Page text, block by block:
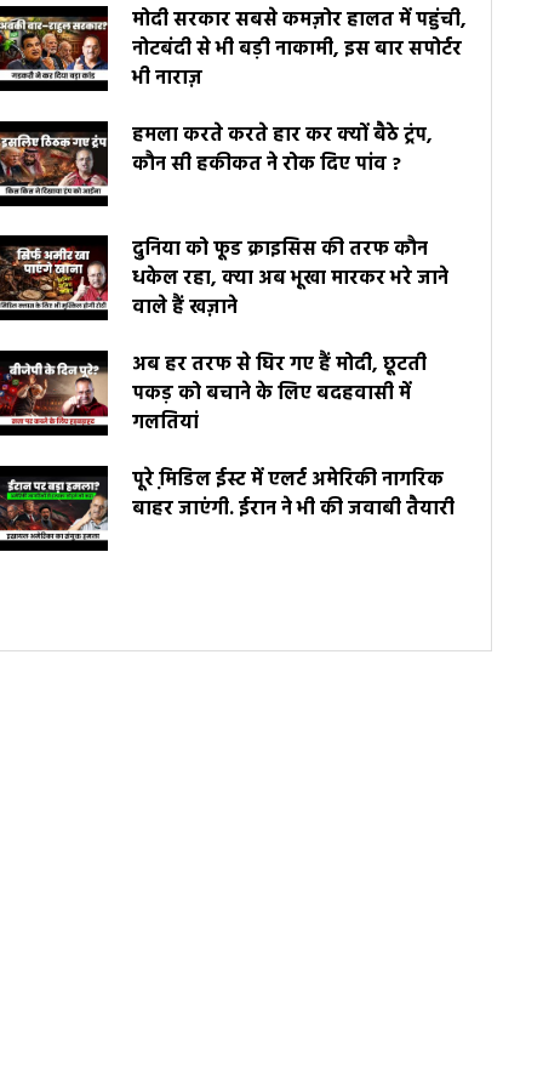
मोदी सरकार सबसे कमज़ोर हालत में पहुंची,
नोटबंदी से भी बड़ी नाकामी, इस बार सपोर्टर
भी नाराज़
हमला करते करते हार कर क्यों बैठे ट्रंप,
कौन सी हकीकत ने रोक दिए पांव ?
दुनिया को फूड क्राइसिस की तरफ कौन
धकेल रहा, क्या अब भूखा मारकर भरे जाने
वाले हैं खज़ाने
अब हर तरफ से घिर गए हैं मोदी, छूटती
पकड़ को बचाने के लिए बदहवासी में
गलतियां
पूरे मि़डिल ईस्ट में एलर्ट अमेरिकी नागरिक
बाहर जाएंगी. ईरान ने भी की जवाबी तैयारी